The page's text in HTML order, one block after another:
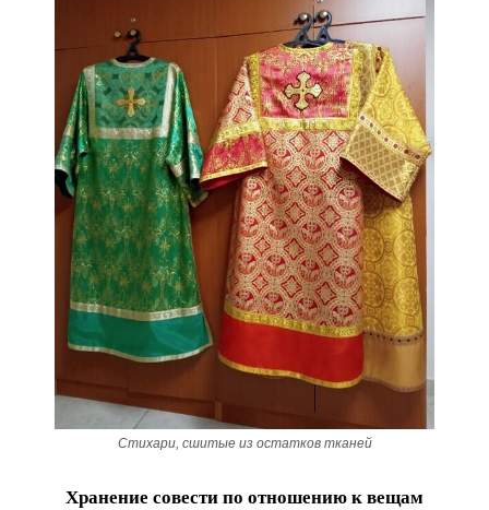
Стихари, сшитые из остатков тканей
Хранение совести по отношению к вещам